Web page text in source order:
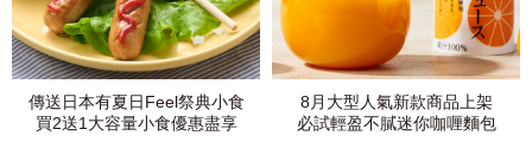
傳送日本有夏日Feel祭典小食
買2送1大容量小食優惠盡享
8月大型人氣新款商品上架
必試輕盈不膩迷你咖喱麵包